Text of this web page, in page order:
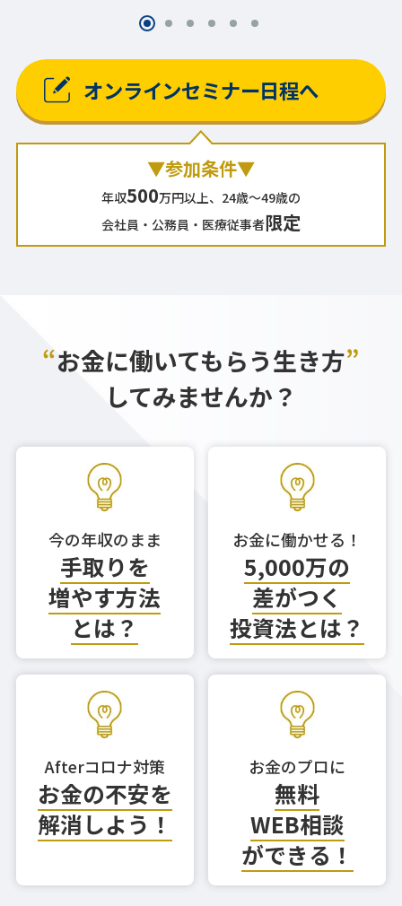
オンラインセミナー日程へ
▼参加条件▼
年収500万円以上、24歳～49歳の
会社員・公務員・医療従事者限定
“お金に働いてもらう生き方”
してみませんか？
今の年収のまま
手取りを
増やす方法
とは？
お金に働かせる！
5,000万の
差がつく
投資法とは？
Afterコロナ対策
お金の不安を
解消しよう！
お金のプロに
無料
WEB相談
ができる！